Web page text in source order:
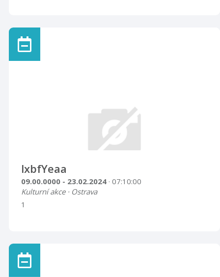
lxbfYeaa
09.00.0000 - 23.02.2024 · 07:10:00
Kulturní akce · Ostrava
1